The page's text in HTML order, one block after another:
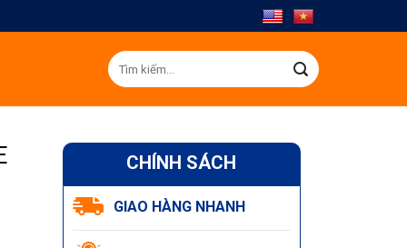
Tìm
kiếm:
CHÍNH SÁCH
GIAO HÀNG NHANH